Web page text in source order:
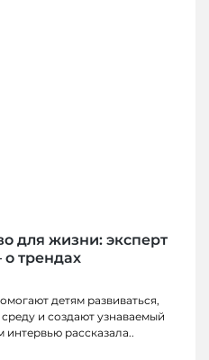
для жизни: эксперт
трендах
детям развиваться,
и создают узнаваемый
рассказала..
учеников:
КЕМЕРОВО